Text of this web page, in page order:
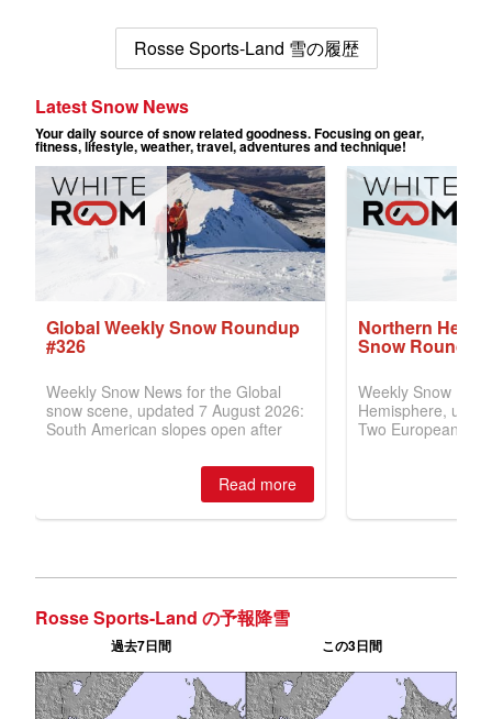
Rosse Sports-Land 雪の履歴
Rosse Sports-Land の予報降雪
過去7日間 この3日間